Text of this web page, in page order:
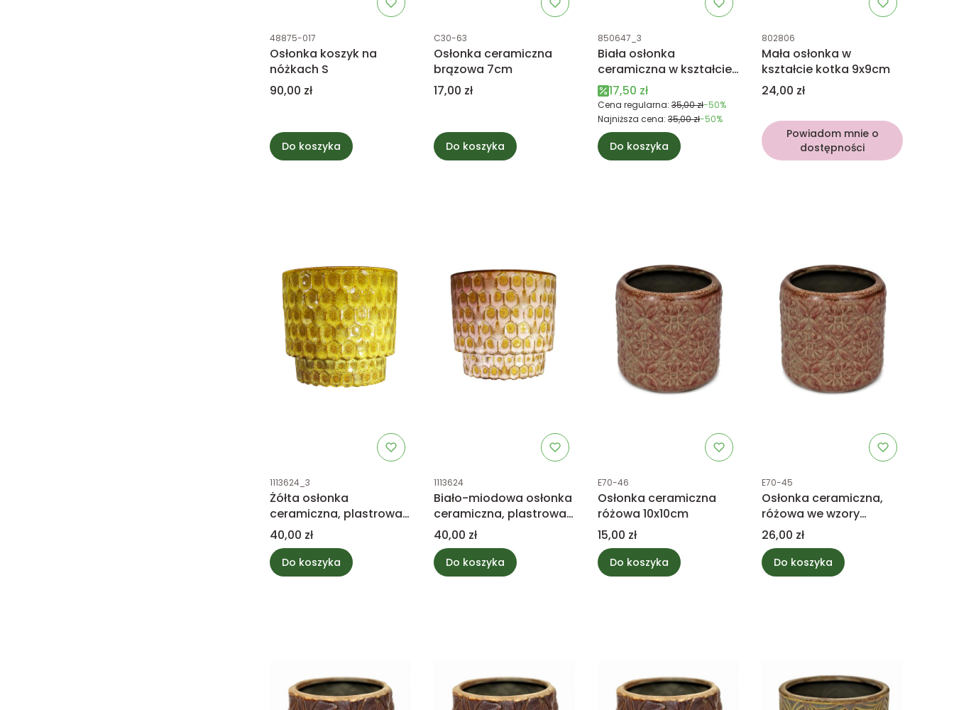
Kod produktu
48875-017
Osłonka koszyk na
nóżkach S
Cena
90,00 zł
Do koszyka
Kod produktu
C30-63
Osłonka ceramiczna
brązowa 7cm
Cena
17,00 zł
Do koszyka
Kod produktu
850647_3
Biała osłonka
ceramiczna w kształcie
pieska
Cena promocyjna
17,50 zł
Cena regularna: 35,00 zł-50%
Najniższa cena: 35,00 zł-50%
Do koszyka
Kod produktu
802806
Mała osłonka w
kształcie kotka 9x9cm
Cena
24,00 zł
Powiadom mnie o
dostępności
Kod produktu
1113624_3
Żółta osłonka
ceramiczna, plastrowa
13x14x12cm
Cena
40,00 zł
Do koszyka
Kod produktu
1113624
Biało-miodowa osłonka
ceramiczna, plastrowa
14cm
Cena
40,00 zł
Do koszyka
Kod produktu
E70-46
Osłonka ceramiczna
różowa 10x10cm
Cena
15,00 zł
Do koszyka
Kod produktu
E70-45
Osłonka ceramiczna,
różowa we wzory
12x12,5x9cm
Cena
26,00 zł
Do koszyka